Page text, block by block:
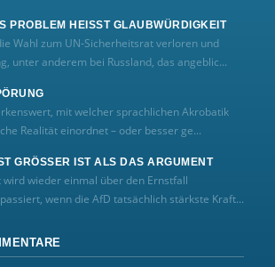
PROBLEM HEISST GLAUBWÜRDIGKEIT
Wahl zum UN‑Sicherheitsrat verloren und
unter anderem bei Russland, das angeblic...
mit welcher sprachlichen Akrobatik
Realität einordnet – oder besser ge...
GRÖSSER IST ALS DAS ARGUMENT
wird wieder einmal über den Ernstfall
wenn die AfD tatsächlich stärkste Kraft...